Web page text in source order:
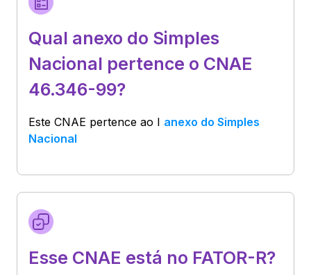
Qual anexo do Simples
Nacional pertence o CNAE
46.346-99?
Este CNAE pertence ao I anexo do Simples
Nacional
Esse CNAE está no FATOR-R?